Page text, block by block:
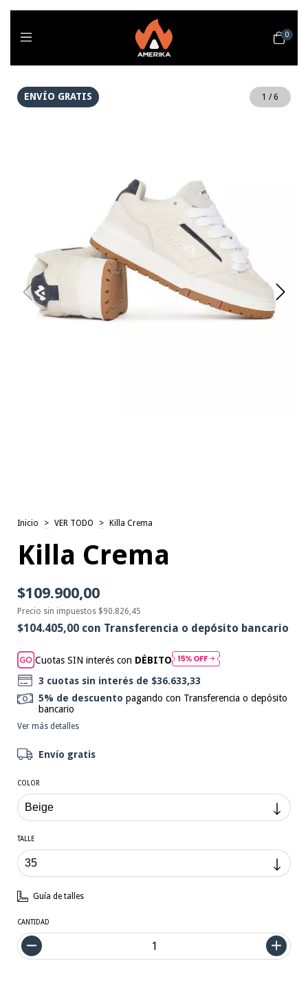
0
ENVÍO GRATIS 1 /6
Inicio > VER TODO > Killa Crema
Killa Crema
$109.900,00
Precio sin impuestos $90.826,45
$104.405,00 con Transferencia o depósito bancario
Cuotas SIN interés con DÉBITO
3 cuotas sin interés de $36.633,33
5% de descuento pagando con Transferencia o depósito
bancario
Ver más detalles
Envío gratis
COLOR
TALLE
Guía de talles
CANTIDAD